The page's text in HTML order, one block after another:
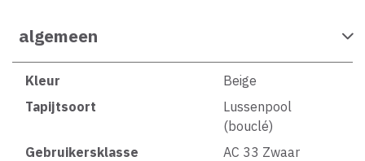
algemeen
Kleur
Beige
Tapijtsoort
Lussenpool
(bouclé)
Gebruikersklasse
AC 33 Zwaar